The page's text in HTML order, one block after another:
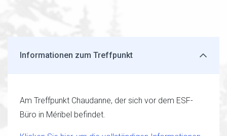
Informationen zum Treffpunkt
Am Treffpunkt Chaudanne, der sich vor dem ESF-
Büro in Méribel befindet.